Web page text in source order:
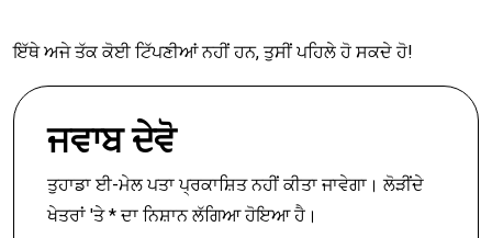
ਇੱਥੇ ਅਜੇ ਤੱਕ ਕੋਈ ਟਿੱਪਣੀਆਂ ਨਹੀਂ ਹਨ, ਤੁਸੀਂ ਪਹਿਲੇ ਹੋ ਸਕਦੇ ਹੋ!
ਜਵਾਬ ਦੇਵੋ
ਤੁਹਾਡਾ ਈ-ਮੇਲ ਪਤਾ ਪ੍ਰਕਾਸ਼ਿਤ ਨਹੀਂ ਕੀਤਾ ਜਾਵੇਗਾ। ਲੋੜੀਂਦੇ
ਖੇਤਰਾਂ 'ਤੇ*ਦਾ ਨਿਸ਼ਾਨ ਲੱਗਿਆ ਹੋਇਆ ਹੈ।